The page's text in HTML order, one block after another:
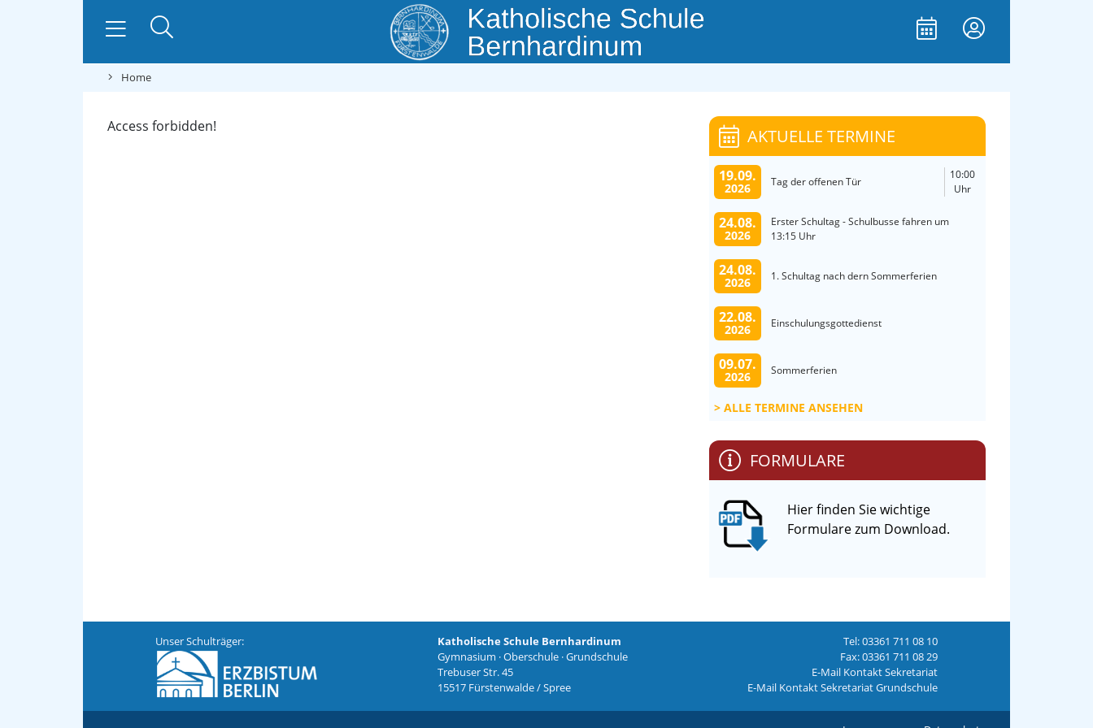
Home
Access forbidden! AKTUELLE TERMINE
19.09.
2026 Tag der offenen Tür
10:00
Uhr
24.08.
2026
Erster Schultag - Schulbusse fahren um
13:15 Uhr
24.08.
2026 1. Schultag nach dern Sommerferien
22.08.
2026 Einschulungsgottedienst
09.07.
2026 Sommerferien
ALLE TERMINE ANSEHEN
FORMULARE
Hier finden Sie wichtige
Formulare zum Download.
Unser Schulträger:
Katholische Schule Bernhardinum
Gymnasium · Oberschule · Grundschule
Trebuser Str. 45
15517 Fürstenwalde / Spree
Tel: 03361 711 08 10
Fax: 03361 711 08 29
E-Mail Kontakt Sekretariat
E-Mail Kontakt Sekretariat Grundschule